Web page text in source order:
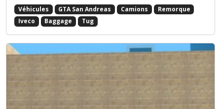
Véhicules GTA San Andreas Camions
Remorque
Iveco
Baggage Tug